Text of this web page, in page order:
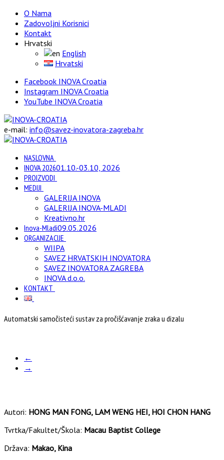
O Nama
Zadovoljni Korisnici
Kontakt
Hrvatski
English
Hrvatski
Facebook INOVA Croatia
Instagram INOVA Croatia
YouTube INOVA Croatia
e-mail: info@savez-inovatora-zagreba.hr
NASLOVNA
INOVA 202601.10.-03.10, 2026
PROIZVODI
MEDIJI
GALERIJA INOVA
GALERIJA INOVA-MLADI
Kreativno.hr
Inova-Mladi09.05.2026
ORGANIZACIJE
WIIPA
SAVEZ HRVATSKIH INOVATORA
SAVEZ INOVATORA ZAGREBA
INOVA d.o.o.
KONTAKT
Automatski samočisteći sustav za pročišćavanje zraka u dizalu
←
→
Autori: HONG MAN FONG, LAM WENG HEI, HOI CHON HANG
Tvrtka/Fakultet/Škola: Macau Baptist College
Država: Makao, Kina